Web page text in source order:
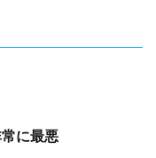
に最悪